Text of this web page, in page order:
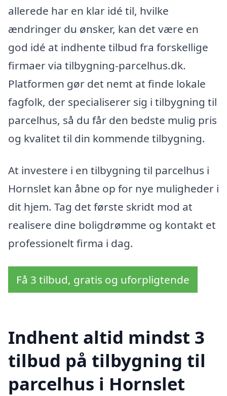
allerede har en klar idé til, hvilke
ændringer du ønsker, kan det være en
god idé at indhente tilbud fra forskellige
firmaer via tilbygning-parcelhus.dk.
Platformen gør det nemt at finde lokale
fagfolk, der specialiserer sig i tilbygning til
parcelhus, så du får den bedste mulig pris
og kvalitet til din kommende tilbygning.
At investere i en tilbygning til parcelhus i
Hornslet kan åbne op for nye muligheder i
dit hjem. Tag det første skridt mod at
realisere dine boligdrømme og kontakt et
professionelt firma i dag.
Få 3 tilbud, gratis og uforpligtende
Indhent altid mindst 3
tilbud på tilbygning til
parcelhus i Hornslet